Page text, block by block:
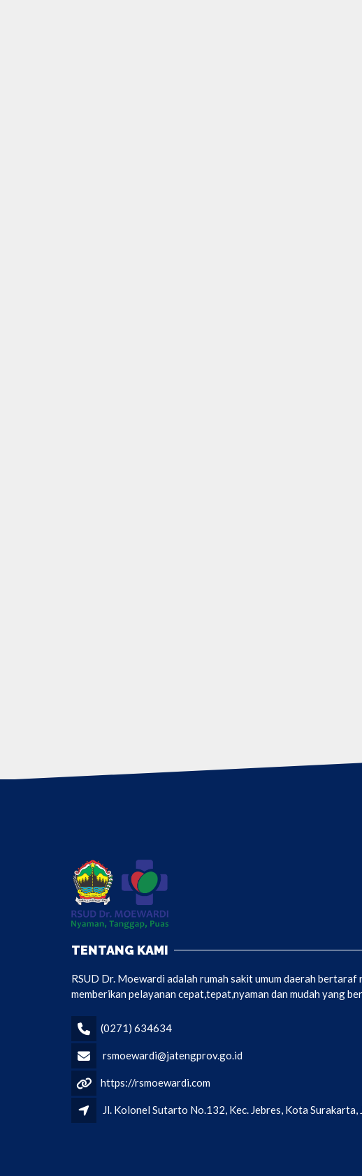
TENTANG KAMI
RSUD Dr. Moewardi adalah rumah sakit umum daerah bertaraf
memberikan pelayanan cepat,tepat,nyaman dan mudah yang
(0271) 634634
rsmoewardi@jatengprov.go.id
https://rsmoewardi.com
Jl. Kolonel Sutarto No.132, Kec. Jebres, Kota Surakarta,